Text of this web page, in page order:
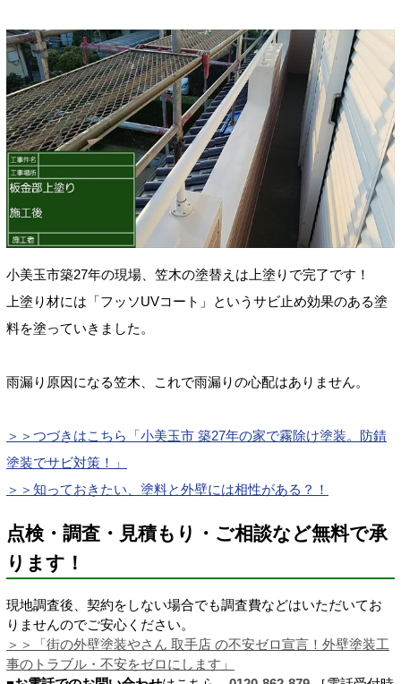
小美玉市築27年の現場、笠木の塗替えは上塗りで完了です！
上塗り材には「フッソUVコート」というサビ止め効果のある塗
料を塗っていきました。
雨漏り原因になる笠木、これで雨漏りの心配はありません。
＞＞つづきはこちら「小美玉市 築27年の家で霧除け塗装。防錆
塗装でサビ対策！」
＞＞知っておきたい、塗料と外壁には相性がある？！
点検・調査・見積もり・ご相談など無料で承
ります！
現地調査後、契約をしない場合でも調査費などはいただいてお
りませんのでご安心ください。
＞＞「街の外壁塗装やさん 取手店 の不安ゼロ宣言！ 外壁塗装工
事のトラブル・不安をゼロにします 」